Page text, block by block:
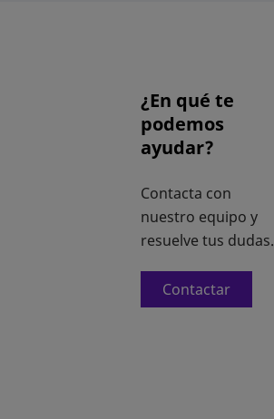
¿En qué te
podemos
ayudar?
Contacta con
nuestro equipo y
resuelve tus dudas.
Contactar